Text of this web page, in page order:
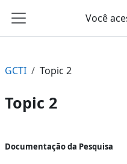
Painel lateral
Você
GCTI Topic 2
Topic 2
Documentação da Pesquisa